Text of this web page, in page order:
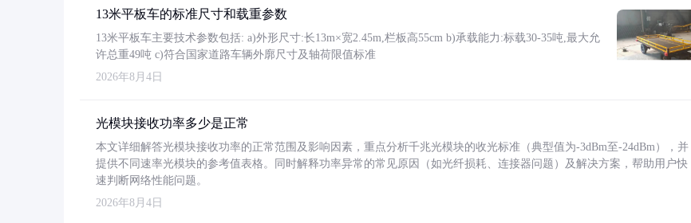
13米平板车的标准尺寸和载重参数
13米平板车主要技术参数包括: a)外形尺寸:长13m×宽2.45m,栏板高55cm b)承载能力:标载30-35吨,最大允
许总重49吨 c)符合国家道路车辆外廓尺寸及轴荷限值标准
2026年8月4日
光模块接收功率多少是正常
本文详细解答光模块接收功率的正常范围及影响因素，重点分析千兆光模块的收光标准（典型值为-3dBm至-24dBm），并
提供不同速率光模块的参考值表格。同时解释功率异常的常见原因（如光纤损耗、连接器问题）及解决方案，帮助用户快
速判断网络性能问题。
2026年8月4日